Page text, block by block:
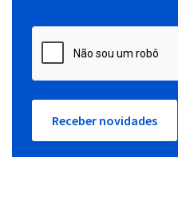
Receber novidades